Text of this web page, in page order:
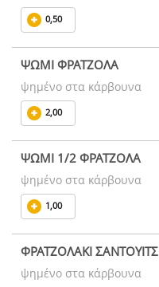
0,50
ΨΩΜΙ ΦΡΑΤΖΟΛΑ
ψημένο στα κάρβουνα
2,00
ΨΩΜΙ 1/2 ΦΡΑΤΖΟΛΑ
ψημένο στα κάρβουνα
1,00
ΦΡΑΤΖΟΛΑΚΙ ΣΑΝΤΟΥΙΤΣ
ψημένο στα κάρβουνα